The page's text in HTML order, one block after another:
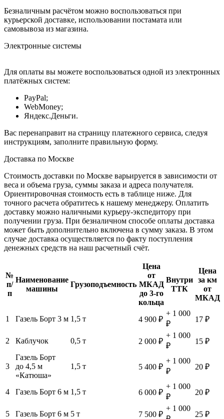
Безналичным расчётом можно воспользоваться при
курьерской доставке, использовании постамата или
самовывоза из магазина.
Электронные системы
Для оплаты вы можете воспользоваться одной из электронных
платёжных систем:
PayPal;
WebMoney;
Яндекс.Деньги.
Вас перенаправит на страницу платежного сервиса, следуя
инструкциям, заполните правильную форму.
Доставка по Москве
Стоимость доставки по Москве варьируется в зависимости от
веса и объема груза, суммы заказа и адреса получателя.
Ориентировочная стоимость есть в таблице ниже. Для
точного расчета обратитесь к нашему менеджеру. Оплатить
доставку можно наличными курьеру-экспедитору при
получении груза. При безналичном способе оплаты доставка
может быть дополнительно включена в сумму заказа. В этом
случае доставка осуществляется по факту поступления
денежных средств на наш расчетный счёт.
№
п/
п
Наименование
машины
Грузоподъемность
Цена
от
МКАД
до 3-го
кольца
Внутри
ТТК
Цена
за км
от
МКАД
1 Газель Борт 3 м 1,5 т 4 900 ₽
+ 1 000
₽
17 ₽
2 Каблучок 0,5 т 2 000 ₽
+ 1 000
₽
15 ₽
3
Газель Борт
до 4,5 м
«Катюша»
1,5 т 5 400 ₽
+ 1 000
₽
20 ₽
4 Газель Борт 6 м 1,5 т 6 000 ₽
+ 1 000
₽
20 ₽
5 Газель Борт 6 м 5 т 7 500 ₽
+ 1 000
25 ₽